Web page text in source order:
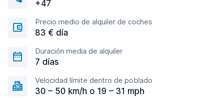
+47
Precio medio de alquiler de coches
83 € día
Duración media de alquiler
7 días
Velocidad límite dentro de poblado
30 – 50 km/h o 19 – 31 mph